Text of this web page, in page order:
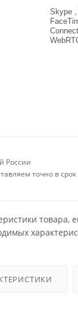
Skype ,
России
точно в срок